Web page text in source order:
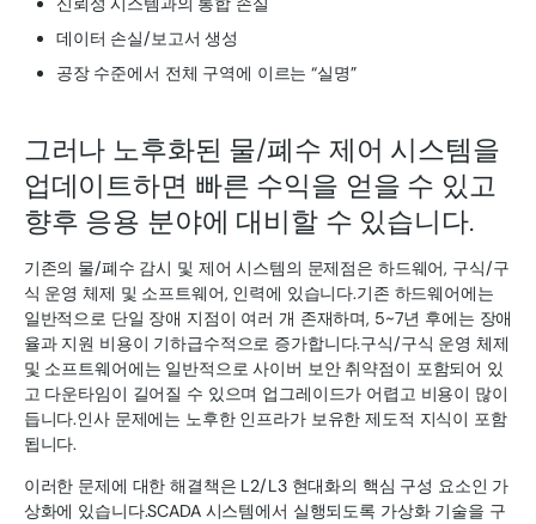
데이터 손실/보고서 생성
공장 수준에서 전체 구역에 이르는 “실명”
그러나 노후화된 물/폐수 제어 시스템을
업데이트하면 빠른 수익을 얻을 수 있고
향후 응용 분야에 대비할 수 있습니다.
기존의 물/폐수 감시 및 제어 시스템의 문제점은 하드웨어, 구식/구
식 운영 체제 및 소프트웨어, 인력에 있습니다.기존 하드웨어에는
일반적으로 단일 장애 지점이 여러 개 존재하며, 5~7년 후에는 장애
율과 지원 비용이 기하급수적으로 증가합니다.구식/구식 운영 체제
및 소프트웨어에는 일반적으로 사이버 보안 취약점이 포함되어 있
고 다운타임이 길어질 수 있으며 업그레이드가 어렵고 비용이 많이
듭니다.인사 문제에는 노후한 인프라가 보유한 제도적 지식이 포함
됩니다.
이러한 문제에 대한 해결책은 L2/L3 현대화의 핵심 구성 요소인 가
상화에 있습니다.SCADA 시스템에서 실행되도록 가상화 기술을 구